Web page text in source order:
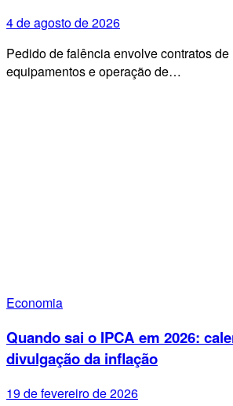
4 de agosto de 2026
Pedido de falência envolve contratos
equipamentos e operação de…
Economia
Quando sai o IPCA em 2026:
divulgação da inflação
19 de fevereiro de 2026